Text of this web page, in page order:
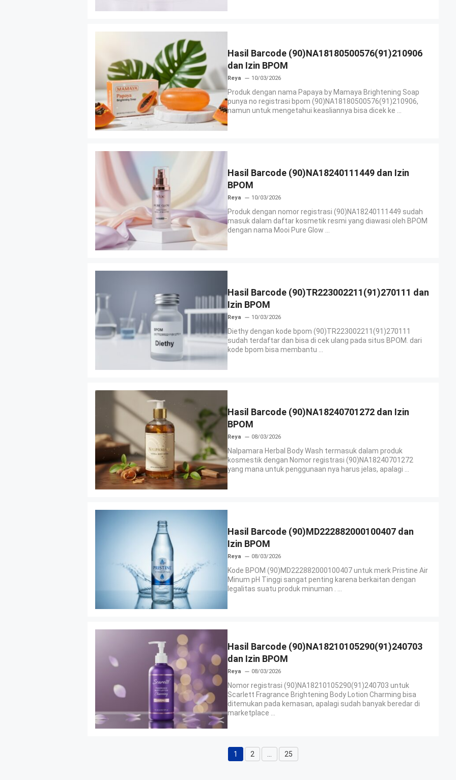
Hasil Barcode (90)NA18180500576(91)210906
dan Izin BPOM
Reya 10/03/2026
Produk dengan nama Papaya by Mamaya Brightening Soap
punya no registrasi bpom (90)NA18180500576(91)210906,
namun untuk mengetahui keasliannya bisa dicek ke ...
Hasil Barcode (90)NA18240111449 dan Izin
BPOM
Reya 10/03/2026
Produk dengan nomor registrasi (90)NA18240111449 sudah
masuk dalam daftar kosmetik resmi yang diawasi oleh BPOM
dengan nama Mooi Pure Glow ...
Hasil Barcode (90)TR223002211(91)270111 dan
Izin BPOM
Reya 10/03/2026
Diethy dengan kode bpom (90)TR223002211(91)270111
sudah terdaftar dan bisa di cek ulang pada situs BPOM. dari
kode bpom bisa membantu ...
Hasil Barcode (90)NA18240701272 dan Izin
BPOM
Reya 08/03/2026
Nalpamara Herbal Body Wash termasuk dalam produk
kosmestik dengan Nomor registrasi (90)NA18240701272
yang mana untuk penggunaan nya harus jelas, apalagi ...
Hasil Barcode (90)MD222882000100407 dan
Izin BPOM
Reya 08/03/2026
Kode BPOM (90)MD222882000100407 untuk merk Pristine Air
Minum pH Tinggi sangat penting karena berkaitan dengan
legalitas suatu produk minuman . ...
Hasil Barcode (90)NA18210105290(91)240703
dan Izin BPOM
Reya 08/03/2026
Nomor registrasi (90)NA18210105290(91)240703 untuk
Scarlett Fragrance Brightening Body Lotion Charming bisa
ditemukan pada kemasan, apalagi sudah banyak beredar di
marketplace ...
Halaman
1 Halaman
2 … Halaman
25